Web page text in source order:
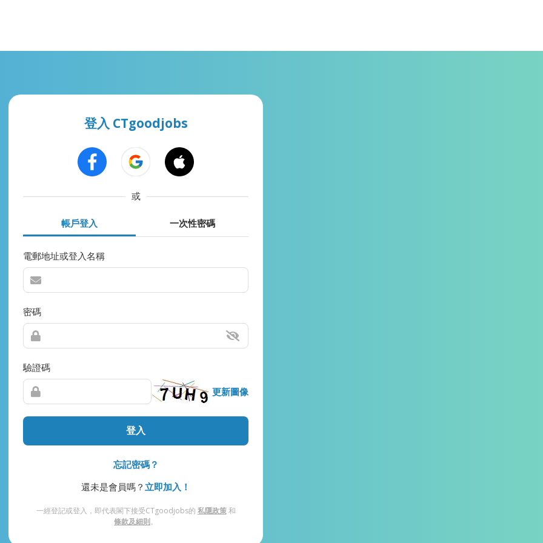
登入 CTgoodjobs
或
帳戶登入 一次性密碼
電郵地址或登入名稱
密碼
驗證碼
更新圖像
登入
忘記密碼？
還未是會員嗎？ 立即加入！
一經登記或登入，即代表閣下接受CTgoodjobs的 私隱政策和
條款及細則。